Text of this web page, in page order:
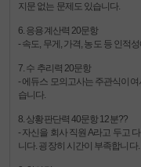
지문 없는 문제도 있습니다.
6. 응용계산력 20문항
- 속도, 무게, 가격, 농도 등 인적
7. 수 추리력 20문항
- 에듀스 모의고사는 주관식이
습니다.
8. 상황판단력 40문항 12분??
- 자신을 회사 직원 A라고 두고
니다. 굉장히 시간이 부족합니